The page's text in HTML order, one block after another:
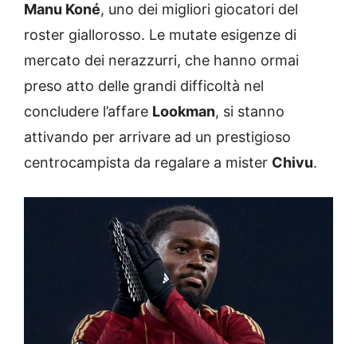
Manu Koné, uno dei migliori giocatori del
roster giallorosso. Le mutate esigenze di
mercato dei nerazzurri, che hanno ormai
preso atto delle grandi difficoltà nel
concludere l’affare Lookman, si stanno
attivando per arrivare ad un prestigioso
centrocampista da regalare a mister Chivu.